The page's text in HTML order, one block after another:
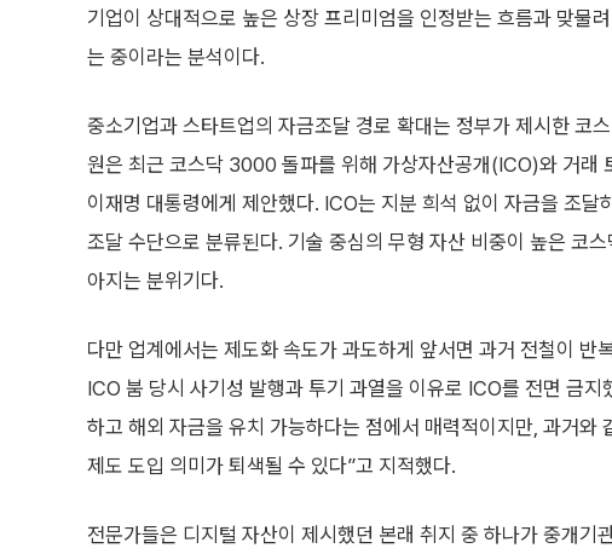
기업이 상대적으로 높은 상장 프리미엄을 인정받는 흐름과 맞물
는 중이라는 분석이다.
중소기업과 스타트업의 자금조달 경로 확대는 정부가 제시한 코
원은 최근 코스닥 3000 돌파를 위해 가상자산공개(ICO)와 거래
이재명 대통령에게 제안했다. ICO는 지분 희석 없이 자금을 조
조달 수단으로 분류된다. 기술 중심의 무형 자산 비중이 높은 코
아지는 분위기다.
다만 업계에서는 제도화 속도가 과도하게 앞서면 과거 전철이
ICO 붐 당시 사기성 발행과 투기 과열을 이유로 ICO를 전면 금
하고 해외 자금을 유치 가능하다는 점에서 매력적이지만, 과거와
제도 도입 의미가 퇴색될 수 있다”고 지적했다.
전문가들은 디지털 자산이 제시했던 본래 취지 중 하나가 중개